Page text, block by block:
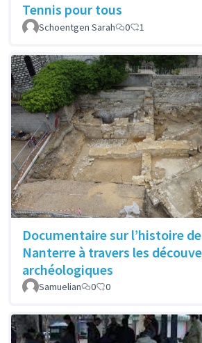
Tennis pour tous
Schoentgen Sarah
0 1
Documentaire sur l’histoire de
Nanterre à travers les
archéologiques
Samuelian 0 0